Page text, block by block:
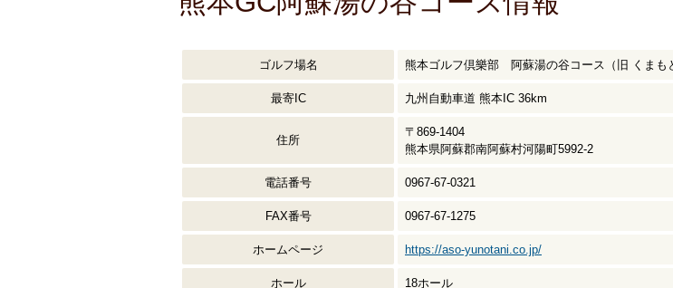
ゴルフ場名 熊本ゴルフ倶樂部 阿蘇湯の谷コース（旧 くまも
最寄IC 九州自動車道 熊本IC 36km
住所
〒869-1404
熊本県阿蘇郡南阿蘇村河陽町5992-2
電話番号 0967-67-0321
FAX番号 0967-67-1275
ホームページ https://aso-yunotani.co.jp/
ホール 18ホール